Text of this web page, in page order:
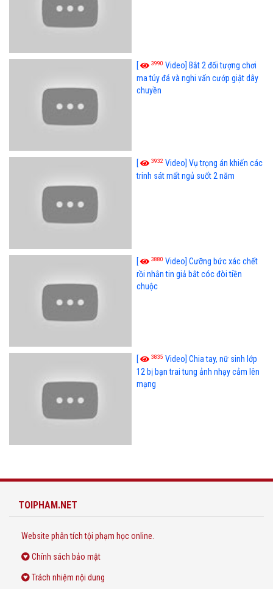
[ 3990 Video] Bắt 2 đối tượng chơi
ma túy đá và nghi vấn cướp giật dây
chuyền
[ 3932 Video] Vụ trọng án khiến các
trinh sát mất ngủ suốt 2 năm
[ 3880 Video] Cưỡng bức xác chết
rồi nhắn tin giả bắt cóc đòi tiền
chuộc
[ 3835 Video] Chia tay, nữ sinh lớp
12 bị bạn trai tung ảnh nhạy cảm lên
mạng
TOIPHAM.NET
Website phân tích tội phạm học online.
Chính sách bảo mật
Trách nhiệm nội dung